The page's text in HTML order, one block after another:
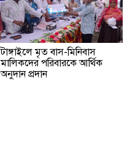
টাঙ্গাইলে মৃত বাস-মিনিবাস
মালিকদের পরিবারকে আর্থিক
অনুদান প্রদান